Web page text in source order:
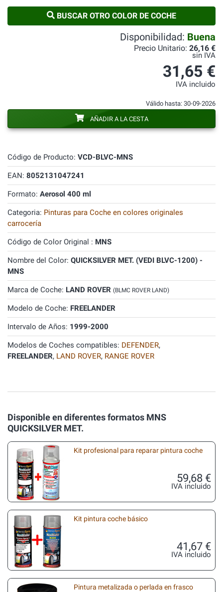
BUSCAR OTRO COLOR DE COCHE
Código de Producto: VCD-BLVC-MNS
EAN: 8052131047241
Formato: Aerosol 400 ml
Categoria: Pinturas para Coche en colores originales
carrocería
Código de Color Original : MNS
Nombre del Color: QUICKSILVER MET. (VEDI BLVC-1200) -
MNS
Marca de Coche: LAND ROVER (BLMC ROVER LAND)
Modelo de Coche: FREELANDER
Intervalo de Años: 1999-2000
Modelos de Coches compatibles: DEFENDER,
FREELANDER, LAND ROVER, RANGE ROVER
Disponibilidad: Buena
Precio Unitario: 26,16 €
sin IVA
31,65 €
IVA incluido
Válido hasta: 30-09-2026
AÑADIR A LA CESTA
Disponible en diferentes formatos MNS
QUICKSILVER MET.
Kit profesional para reparar pintura coche
59,68 €
IVA incluido
Kit pintura coche básico
41,67 €
IVA incluido
Pintura metalizada o perlada en frasco